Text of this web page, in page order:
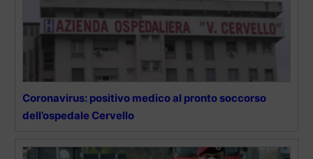
Coronavirus: positivo medico al pronto soccorso
dell’ospedale Cervello